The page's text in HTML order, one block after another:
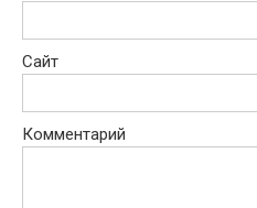
Сайт
Комментарий